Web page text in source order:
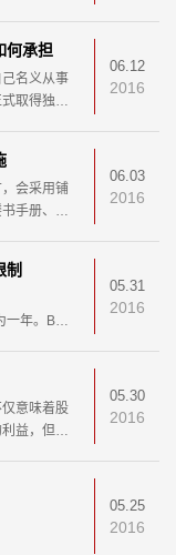
何承担
名义从事
取得独立
06.12
2016
会采用铺
手册、报
06.03
2016
制
一年。B公
05.31
2016
意味着股
益，但企
05.30
2016
05.25
2016